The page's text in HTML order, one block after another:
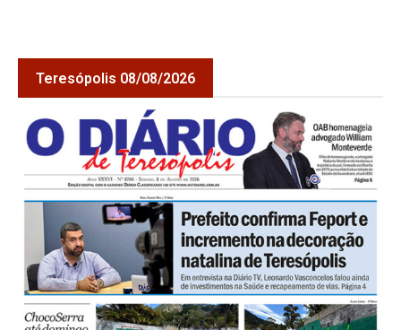
Teresópolis 08/08/2026